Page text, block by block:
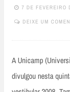
7 DE FEVEREIRO
DEIXE UM
A Unicamp
divulgou nesta